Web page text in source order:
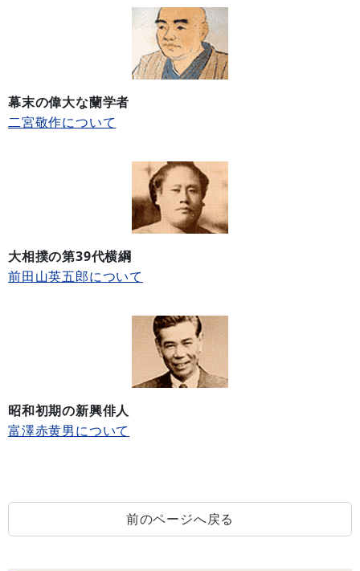
幕末の偉大な蘭学者
二宮敬作について
大相撲の第39代横綱
前田山英五郎について
昭和初期の新興俳人
富澤赤黄男について
前のページへ戻る